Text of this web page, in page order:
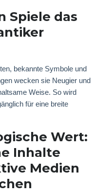
Spiele das
bekannte Symbole und
wecken sie Neugier und
Weise. So wird
für eine breite
Wert:
Inhalte
Medien